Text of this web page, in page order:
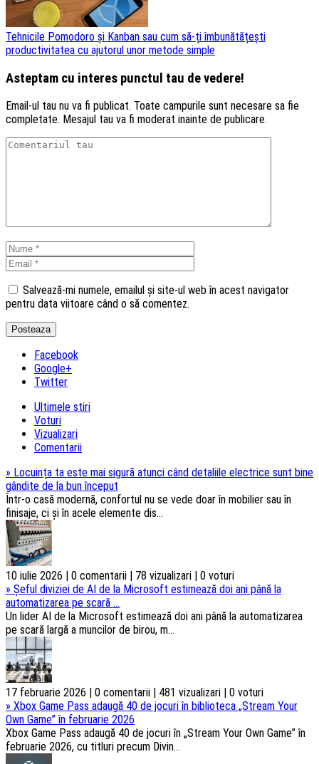
Tehnicile Pomodoro și Kanban sau cum să-ți îmbunătățești
productivitatea cu ajutorul unor metode simple
Asteptam cu interes punctul tau de vedere!
Email-ul tau nu va fi publicat. Toate campurile sunt necesare sa fie
completate. Mesajul tau va fi moderat inainte de publicare.
Salvează-mi numele, emailul și site-ul web în acest navigator
pentru data viitoare când o să comentez.
Facebook
Google+
Twitter
Ultimele stiri
Voturi
Vizualizari
Comentarii
» Locuința ta este mai sigură atunci când detaliile electrice sunt bine
gândite de la bun început
Într-o casă modernă, confortul nu se vede doar în mobilier sau în
finisaje, ci și în acele elemente dis...
10 iulie 2026 | 0 comentarii | 78 vizualizari | 0 voturi
» Șeful diviziei de AI de la Microsoft estimează doi ani până la
automatizarea pe scară ...
Un lider AI de la Microsoft estimează doi ani până la automatizarea
pe scară largă a muncilor de birou, m...
17 februarie 2026 | 0 comentarii | 481 vizualizari | 0 voturi
» Xbox Game Pass adaugă 40 de jocuri în biblioteca „Stream Your
Own Game” în februarie 2026
Xbox Game Pass adaugă 40 de jocuri în „Stream Your Own Game” în
februarie 2026, cu titluri precum Divin...